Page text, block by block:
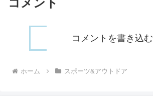
コメントを書き込む
ホーム スポーツ&アウトドア